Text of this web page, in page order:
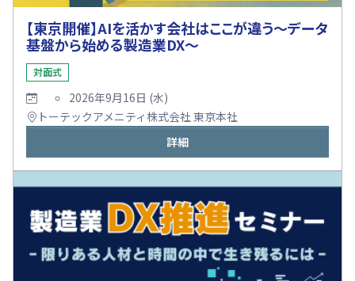
【東京開催】AIを活かす会社はここが違う～データ
基盤から始める製造業DX～
対面式
2026年9月16日 (水)
トーテックアメニティ株式会社 東京本社
詳細